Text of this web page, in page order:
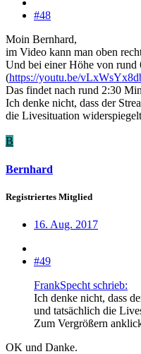
#48
Moin Bernhard,
im Video kann man oben
Und bei einer Höhe von rund
(https://youtu.be/
Das findet nach rund 2:30
Ich denke nicht, dass der
die Livesituation
B
Bernhard
Registriertes Mitglied
16. Aug. 2017
#49
FrankSpecht schrieb:
Ich denke nicht, dass
und tatsächlich die
Zum Vergrößern
OK und Danke.